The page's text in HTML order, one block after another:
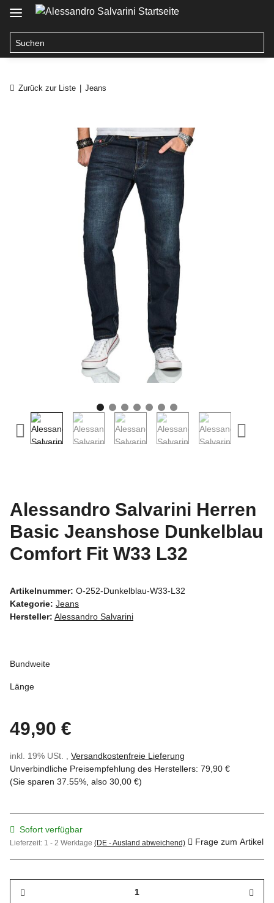
Zurück zur Liste Jeans
Alessandro Salvarini Herren
Basic Jeanshose Dunkelblau
Comfort Fit W33 L32
Artikelnummer: O-252-Dunkelblau-W33-L32
Kategorie: Jeans
Hersteller: Alessandro Salvarini
Bundweite
Länge
49,90 €
inkl. 19% USt. , Versandkostenfreie Lieferung
Unverbindliche Preisempfehlung des Herstellers: 79,90 €
(Sie sparen 37.55% , also 30,00 €)
Sofort verfügbar
Lieferzeit: 1 - 2 Werktage (DE - Ausland abweichend) Frage zum Artikel